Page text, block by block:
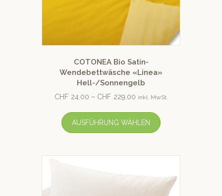
COTONEA Bio Satin-
Wendebettwäsche «Linea»
Hell-/Sonnengelb
CHF 24.00 – CHF 229.00 inkl. MwSt.
AUSFÜHRUNG WÄHLEN